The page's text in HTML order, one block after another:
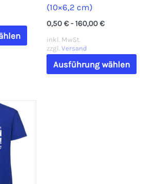
Dieses
Produkt
weist
mehrere
auf.
(10×6,2 cm)
0,50 €-160,00 €
inkl. MwSt.
zzgl. Versand
Ausführung wählen